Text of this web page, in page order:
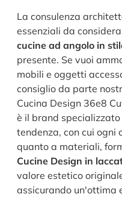
La consulenza
essenziali da
cucine ad angolo in
presente. Se vuoi
mobili e oggetti
consiglio da parte
Cucina Design 36e8
è il brand
tendenza, con cui ogni
quanto a materiali,
Cucine Design in
valore estetico
assicurando un'ottima